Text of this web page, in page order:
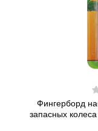
Фингерборд
запасных колеса